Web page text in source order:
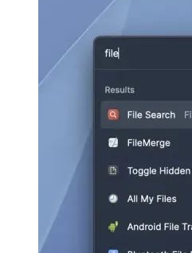
Το Raycast παρέχει επίσης έναν
παράθυρά σας στο macOS. Αυτό
τα παράθυρα σύμφωνα με
μπορείτε να πείτε στο Raycast να
εστιασμένο παράθυρο στα
παράθυρο προς τα δεξιά.
Image fe2b4237a53f
Μια αγορά επεκτάσεων
Για να κάνετε πλήρη χρήση του
επισκεφτείτε το κατάστημα για να
για τις ροές εργασίας σας. Για
επέκταση docker για να δω γρήγορα
προσαρτηθεί αυτήν τη στιγμή